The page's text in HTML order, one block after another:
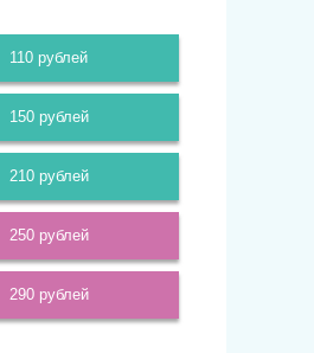
110 рублей
150 рублей
210 рублей
250 рублей
290 рублей